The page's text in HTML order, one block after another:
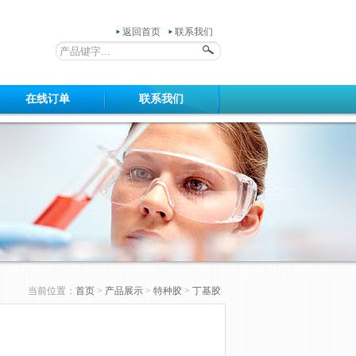
联系我们
返回首页
在线订单 联系我们
当前位置： 首页> 产品展示> 特种胶> 丁基胶